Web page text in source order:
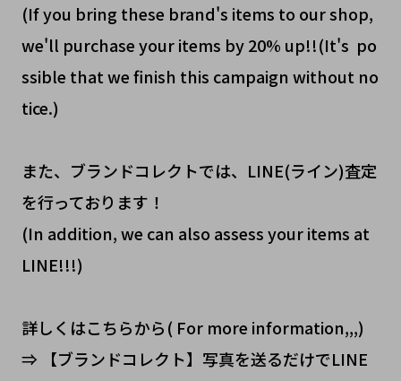
(If you bring these brand's items to our shop,
we'll purchase your items by 20% up!!(It's po
ssible that we finish this campaign without no
tice.)
また、ブランドコレクトでは、LINE(ライン)査定
を行っております！
(In addition, we can also assess your items at
LINE!!!)
詳しくはこちらから( For more information,,,)
⇒ 【ブランドコレクト】写真を送るだけでLINE